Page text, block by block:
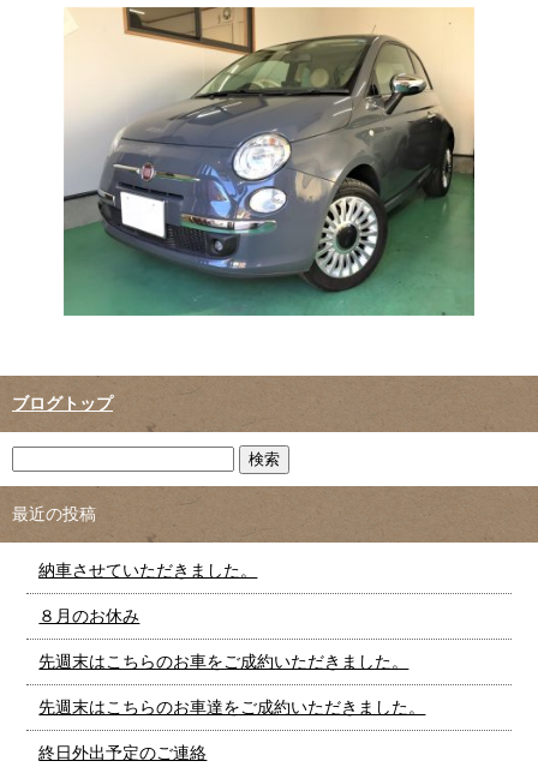
ブログトップ
最近の投稿
納車させていただきました。
８月のお休み
先週末はこちらのお車をご成約いただきました。
先週末はこちらのお車達をご成約いただきました。
終日外出予定のご連絡